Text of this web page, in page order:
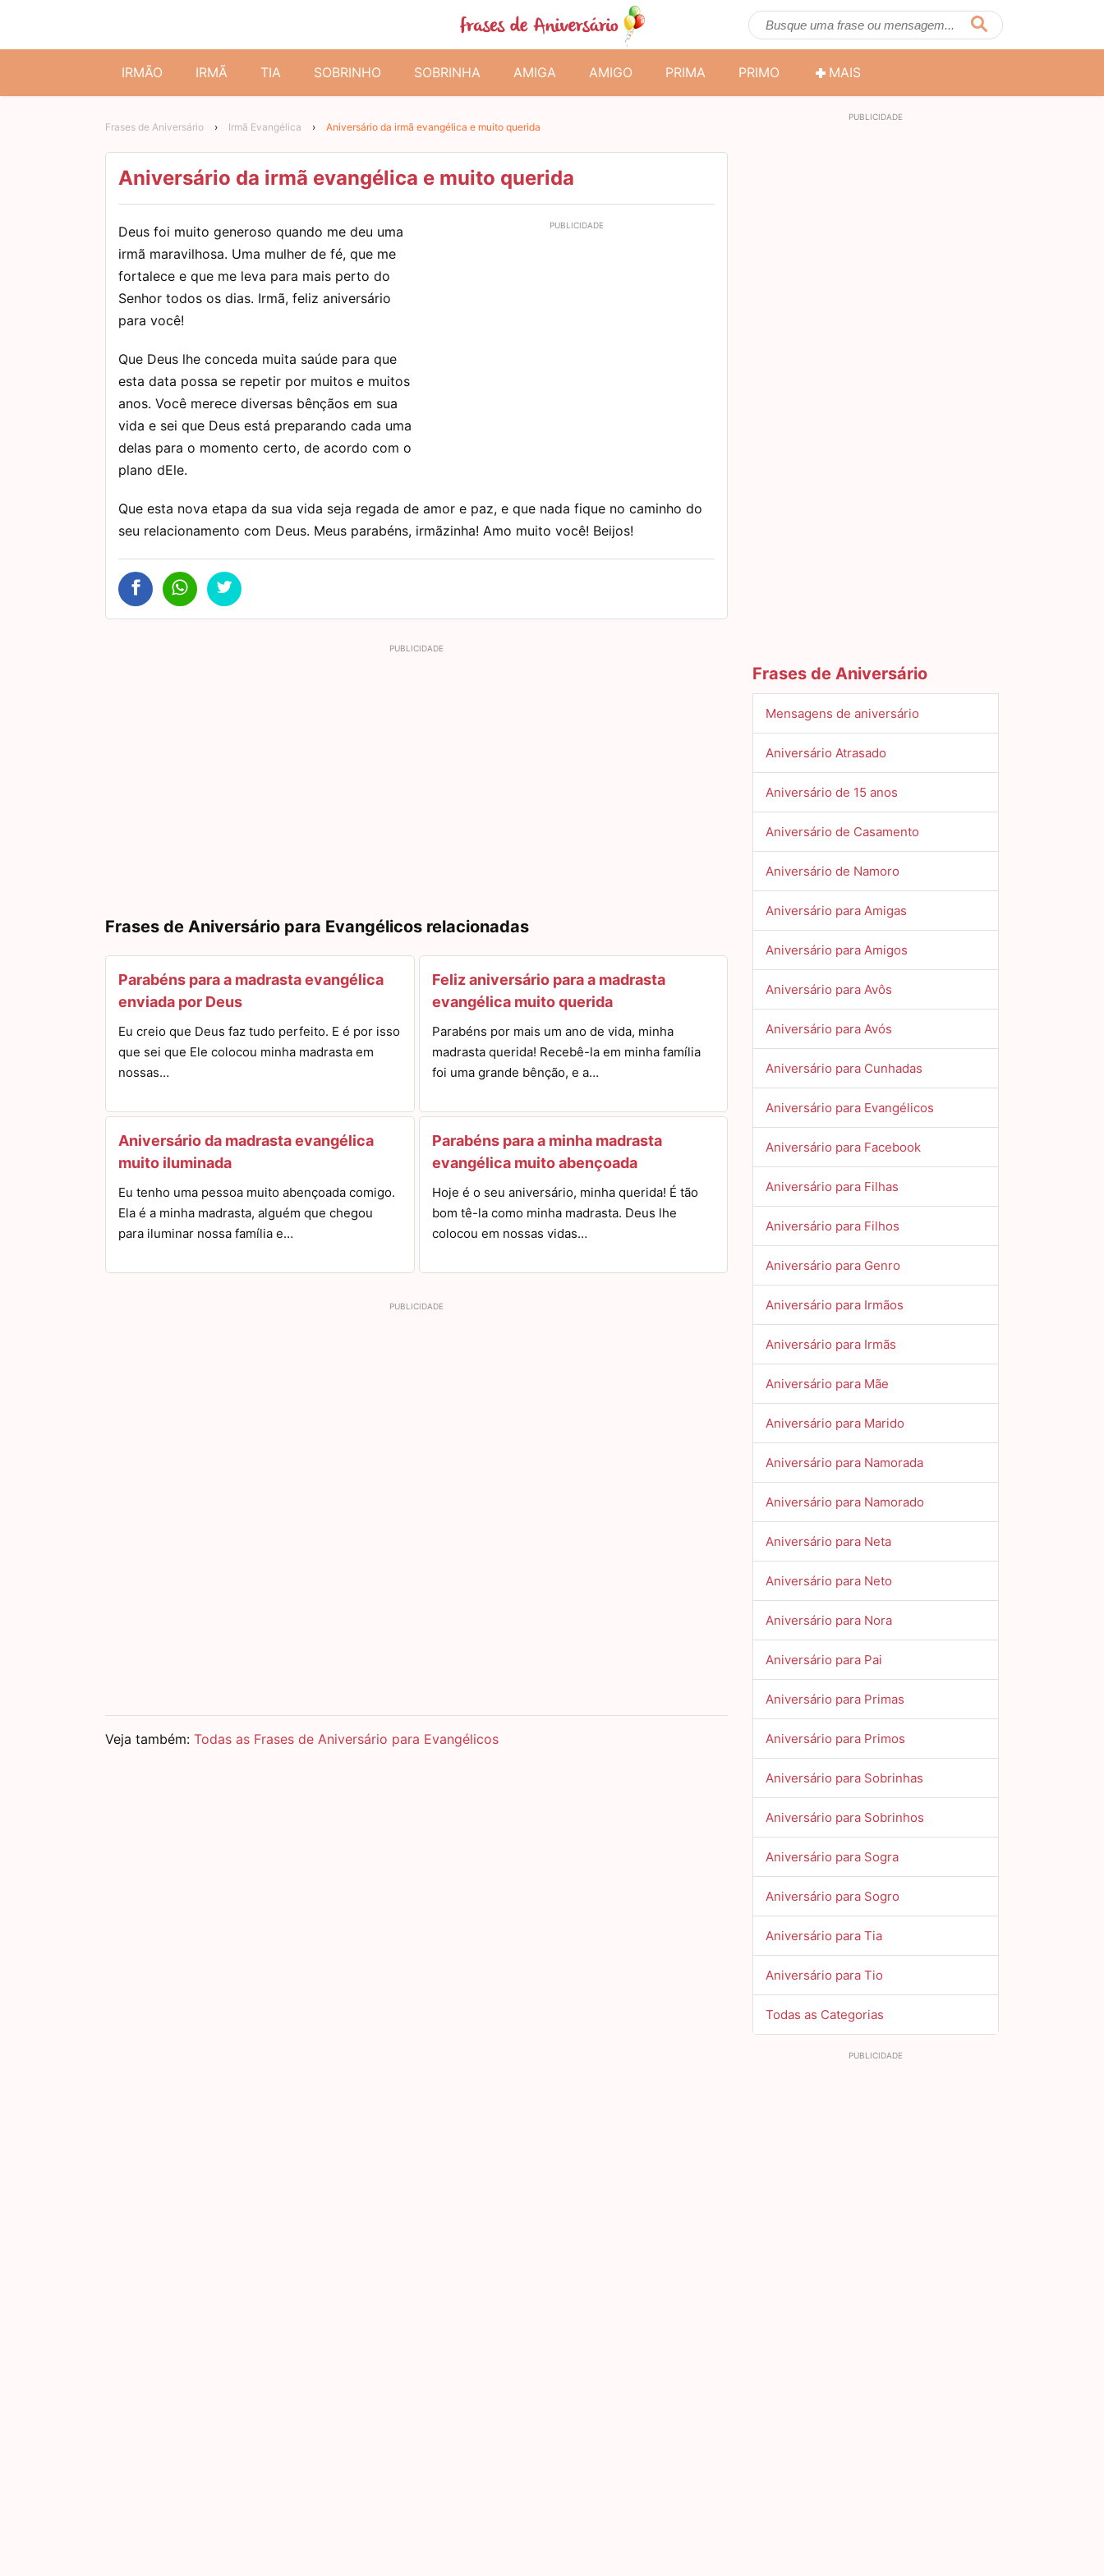
IRMÃO IRMÃ TIA SOBRINHO SOBRINHA AMIGA AMIGO PRIMA PRIMO MAIS
Frases de Aniversário › Irmã Evangélica › Aniversário da irmã evangélica e muito querida
Aniversário da irmã evangélica e muito querida
Deus foi muito generoso quando me deu uma
irmã maravilhosa. Uma mulher de fé, que me
fortalece e que me leva para mais perto do
Senhor todos os dias. Irmã, feliz aniversário
para você!
Que Deus lhe conceda muita saúde para que
esta data possa se repetir por muitos e muitos
anos. Você merece diversas bênçãos em sua
vida e sei que Deus está preparando cada uma
delas para o momento certo, de acordo com o
plano dEle.
Que esta nova etapa da sua vida seja regada de amor e paz, e que nada fique no caminho do
seu relacionamento com Deus. Meus parabéns, irmãzinha! Amo muito você! Beijos!
Frases de Aniversário para Evangélicos relacionadas
Parabéns para a madrasta evangélica
enviada por Deus
Eu creio que Deus faz tudo perfeito. E é por isso
que sei que Ele colocou minha madrasta em
nossas…
Aniversário da madrasta evangélica
muito iluminada
Eu tenho uma pessoa muito abençoada comigo.
Ela é a minha madrasta, alguém que chegou
para iluminar nossa família e…
Feliz aniversário para a madrasta
evangélica muito querida
Parabéns por mais um ano de vida, minha
madrasta querida! Recebê-la em minha família
foi uma grande bênção, e a…
Parabéns para a minha madrasta
evangélica muito abençoada
Hoje é o seu aniversário, minha querida! É tão
bom tê-la como minha madrasta. Deus lhe
colocou em nossas vidas…
Veja também: Todas as Frases de Aniversário para Evangélicos
Frases de Aniversário
Mensagens de aniversário
Aniversário Atrasado
Aniversário de 15 anos
Aniversário de Casamento
Aniversário de Namoro
Aniversário para Amigas
Aniversário para Amigos
Aniversário para Avôs
Aniversário para Avós
Aniversário para Cunhadas
Aniversário para Evangélicos
Aniversário para Facebook
Aniversário para Filhas
Aniversário para Filhos
Aniversário para Genro
Aniversário para Irmãos
Aniversário para Irmãs
Aniversário para Mãe
Aniversário para Marido
Aniversário para Namorada
Aniversário para Namorado
Aniversário para Neta
Aniversário para Neto
Aniversário para Nora
Aniversário para Pai
Aniversário para Primas
Aniversário para Primos
Aniversário para Sobrinhas
Aniversário para Sobrinhos
Aniversário para Sogra
Aniversário para Sogro
Aniversário para Tia
Aniversário para Tio
Todas as Categorias